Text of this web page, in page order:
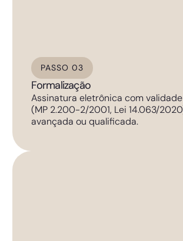
PASSO 03
Formalização
Assinatura eletrônica com
(MP 2.200-2/2001, Lei 14.063/
avançada ou qualificada.